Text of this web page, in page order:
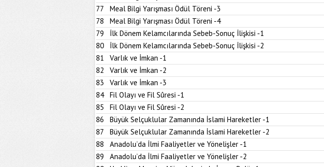
77
Meal Bilgi Yarışması Ödül Töreni -3
78
Meal Bilgi Yarışması Ödül Töreni -4
79
İlk Dönem Kelamcılarında Sebeb-Sonuç İlişkisi -1
80
İlk Dönem Kelamcılarında Sebeb-Sonuç İlişkisi -2
81
Varlık ve İmkan -1
82
Varlık ve İmkan -2
83
Varlık ve İmkan -3
84
Fil Olayı ve Fil Sûresi -1
85
Fil Olayı ve Fil Sûresi -2
86
Büyük Selçuklular Zamanında İslami Hareketler -1
87
Büyük Selçuklular Zamanında İslami Hareketler -2
88
Anadolu’da İlmi Faaliyetler ve Yönelişler -1
89
Anadolu’da İlmi Faaliyetler ve Yönelişler -2